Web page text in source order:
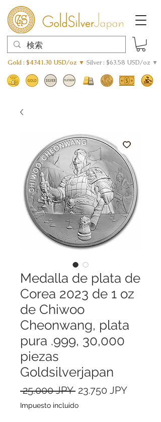
Gold : $4341.30 USD/oz ▼ Silver : $63.58 USD/oz ▼
Medalla de plata de
Corea 2023 de 1 oz
de Chiwoo
Cheonwang, plata
pura .999, 30,000
piezas
Goldsilverjapan
25.000 JPY Precio
23.750 JPYPrecio
Impuesto incluido